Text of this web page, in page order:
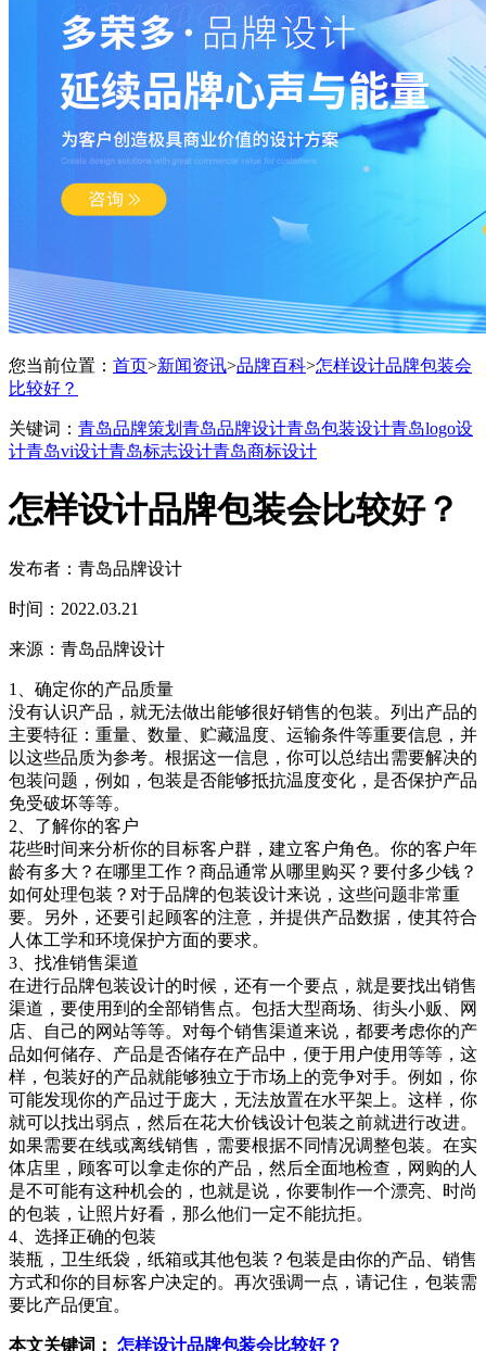
您当前位置： 首页>新闻资讯>品牌百科>怎样设计品牌包装会
比较好？
关键词： 青岛品牌策划 青岛品牌设计青岛包装设计青岛logo设
计青岛vi设计青岛标志设计青岛商标设计
怎样设计品牌包装会比较好？
发布者：青岛品牌设计
时间：2022.03.21
来源：青岛品牌设计
1、确定你的产品质量
没有认识产品，就无法做出能够很好销售的包装。列出产品的
主要特征：重量、数量、贮藏温度、运输条件等重要信息，并
以这些品质为参考。根据这一信息，你可以总结出需要解决的
包装问题，例如，包装是否能够抵抗温度变化，是否保护产品
免受破坏等等。
2、了解你的客户
花些时间来分析你的目标客户群，建立客户角色。你的客户年
龄有多大？在哪里工作？商品通常从哪里购买？要付多少钱？
如何处理包装？对于品牌的包装设计来说，这些问题非常重
要。另外，还要引起顾客的注意，并提供产品数据，使其符合
人体工学和环境保护方面的要求。
3、找准销售渠道
在进行品牌包装设计的时候，还有一个要点，就是要找出销售
渠道，要使用到的全部销售点。包括大型商场、街头小贩、网
店、自己的网站等等。对每个销售渠道来说，都要考虑你的产
品如何储存、产品是否储存在产品中，便于用户使用等等，这
样，包装好的产品就能够独立于市场上的竞争对手。例如，你
可能发现你的产品过于庞大，无法放置在水平架上。这样，你
就可以找出弱点，然后在花大价钱设计包装之前就进行改进。
如果需要在线或离线销售，需要根据不同情况调整包装。在实
体店里，顾客可以拿走你的产品，然后全面地检查，网购的人
是不可能有这种机会的，也就是说，你要制作一个漂亮、时尚
的包装，让照片好看，那么他们一定不能抗拒。
4、选择正确的包装
装瓶，卫生纸袋，纸箱或其他包装？包装是由你的产品、销售
方式和你的目标客户决定的。再次强调一点，请记住，包装需
要比产品便宜。
本文关键词： 怎样设计品牌包装会比较好？